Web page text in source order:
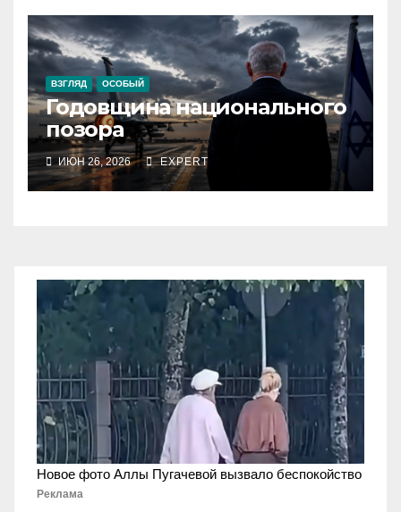
ВЗГЛЯД ОСОБЫЙ
Годовщина национального
позора
ИЮН 26, 2026 EXPERT
Новое фото Аллы Пугачевой вызвало беспокойство
Реклама